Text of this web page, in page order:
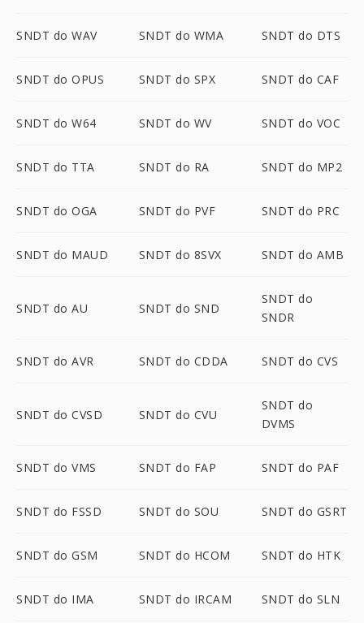
SNDT do WAV SNDT do WMA SNDT do DTS
SNDT do OPUS SNDT do SPX SNDT do CAF
SNDT do W64 SNDT do WV SNDT do VOC
SNDT do TTA SNDT do RA SNDT do MP2
SNDT do OGA SNDT do PVF SNDT do PRC
SNDT do MAUD SNDT do 8SVX SNDT do AMB
SNDT do AU SNDT do SND
SNDT do
SNDR
SNDT do AVR SNDT do CDDA SNDT do CVS
SNDT do CVSD SNDT do CVU
SNDT do
DVMS
SNDT do VMS SNDT do FAP SNDT do PAF
SNDT do FSSD SNDT do SOU SNDT do GSRT
SNDT do GSM SNDT do HCOM SNDT do HTK
SNDT do IMA SNDT do IRCAM SNDT do SLN